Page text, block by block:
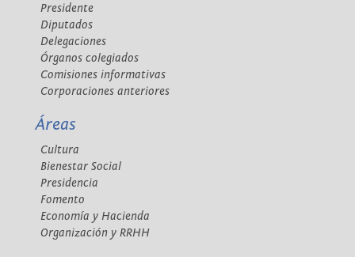
Presidente
Diputados
Delegaciones
Órganos colegiados
Comisiones informativas
Corporaciones anteriores
Áreas
Cultura
Bienestar Social
Presidencia
Fomento
Economía y Hacienda
Organización y RRHH